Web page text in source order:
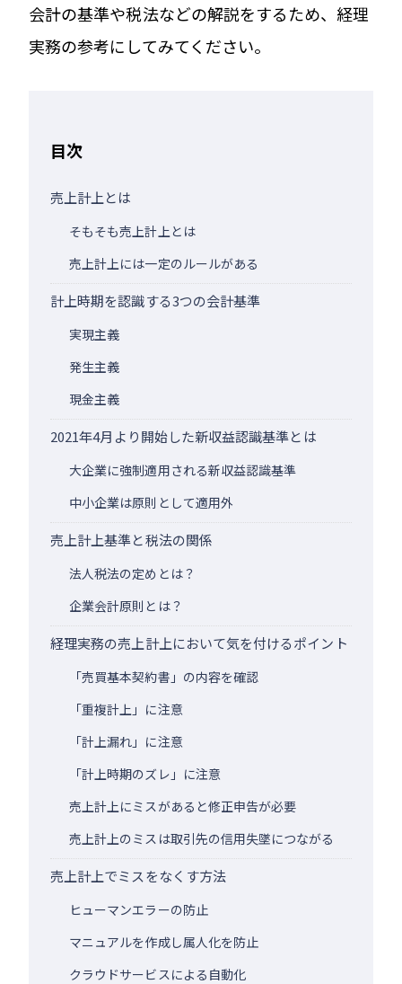
会計の基準や税法などの解説をするため、経理
実務の参考にしてみてください。
目次
売上計上とは
そもそも売上計上とは
売上計上には一定のルールがある
計上時期を認識する3つの会計基準
実現主義
発生主義
現金主義
2021年4月より開始した新収益認識基準とは
大企業に強制適用される新収益認識基準
中小企業は原則として適用外
売上計上基準と税法の関係
法人税法の定めとは？
企業会計原則とは？
経理実務の売上計上において気を付けるポイント
「売買基本契約書」の内容を確認
「重複計上」に注意
「計上漏れ」に注意
「計上時期のズレ」に注意
売上計上にミスがあると修正申告が必要
売上計上のミスは取引先の信用失墜につながる
売上計上でミスをなくす方法
ヒューマンエラーの防止
マニュアルを作成し属人化を防止
クラウドサービスによる自動化